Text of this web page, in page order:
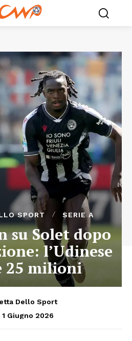
SPORT SERIE A
su Solet dopo
l’Udinese
25 milioni
Dello Sport
1 Giugno 2026